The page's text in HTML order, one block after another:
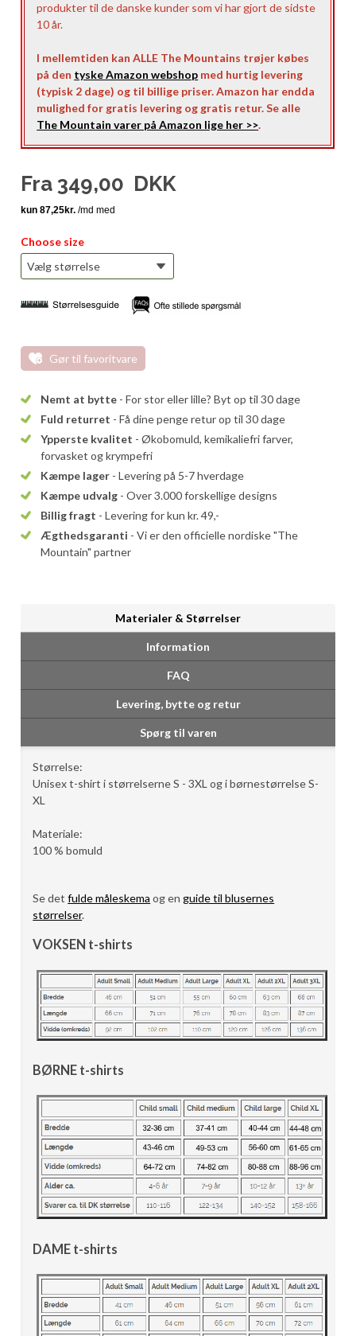
produkter til de danske kunder som vi har gjort de sidste
10 år.
I mellemtiden kan ALLE The Mountains trøjer købes
på den tyske Amazon webshop med hurtig levering
(typisk 2 dage) og til billige priser. Amazon har endda
mulighed for gratis levering og gratis retur. Se alle
The Mountain varer på Amazon lige her >>.
Fra 349,00 DKK
Choose size
Gør til favoritvare
Nemt at bytte - For stor eller lille? Byt op til 30 dage
Fuld returret - Få dine penge retur op til 30 dage
Ypperste kvalitet - Økobomuld, kemikaliefri farver,
forvasket og krympefri
Kæmpe lager - Levering på 5-7 hverdage
Kæmpe udvalg - Over 3.000 forskellige designs
Billig fragt - Levering for kun kr. 49,-
Ægthedsgaranti - Vi er den officielle nordiske "The
Mountain" partner
Materialer & Størrelser
Information
FAQ
Levering, bytte og retur
Spørg til varen
Størrelse:
Unisex t-shirt i størrelserne S - 3XL og i børnestørrelse S-
XL
Materiale:
100 % bomuld
Se detfulde måleskema og enguide til blusernes
størrelser.
VOKSEN t-shirts
BØRNE t-shirts
DAME t-shirts